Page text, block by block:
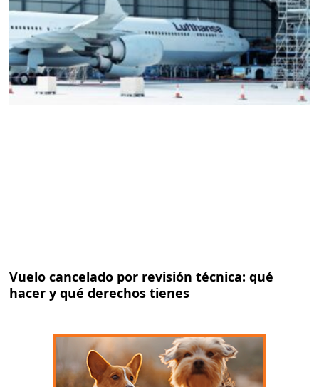
Vuelo cancelado por revisión técnica: qué
hacer y qué derechos tienes